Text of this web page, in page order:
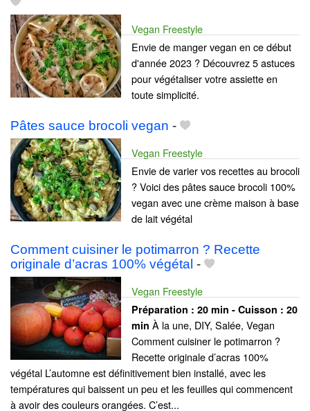
Vegan Freestyle
Envie de manger vegan en ce début
d'année 2023 ? Découvrez 5 astuces
pour végétaliser votre assiette en
toute simplicité.
Pâtes sauce brocoli vegan -
Vegan Freestyle
Envie de varier vos recettes au brocoli
? Voici des pâtes sauce brocoli 100%
vegan avec une crème maison à base
de lait végétal
Comment cuisiner le potimarron ? Recette
originale d’acras 100% végétal -
Vegan Freestyle
Préparation : 20 min - Cuisson : 20
min À la une, DIY, Salée, Vegan
Comment cuisiner le potimarron ?
Recette originale d’acras 100%
végétal L’automne est définitivement bien installé, avec les
températures qui baissent un peu et les feuilles qui commencent
à avoir des couleurs orangées. C’est...